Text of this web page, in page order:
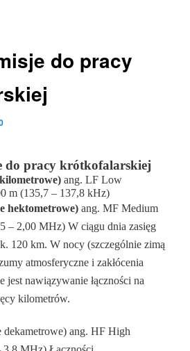
do pracy
do pracy krótkofalarskiej
ang.LF Low
m (135,7 – 137,8 kHz)
hektometrowe) ang.MF Medium
– 2,00 MHz) W ciągu dnia zasięg
120 km.W nocy (szczególnie zimą
atmosferyczne i zakłócenia
jest nawiązywanie łączności na
kilometrów.
dekametrowe) ang.HF High